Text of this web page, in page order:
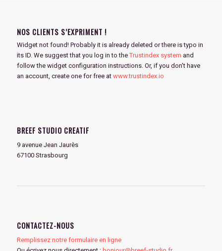
NOS CLIENTS S’EXPRIMENT !
Widget not found! Probably it is already deleted or there is typo in
its ID. We suggest that you log in to theTrustindex system and
follow the widget configuration instructions. Or, if you don't have
an account, create one for free at www.trustindex.io
BREEF STUDIO CREATIF
9 avenue Jean Jaurès
67100 Strasbourg
CONTACTEZ-NOUS
Remplissez notre formulaire en ligne